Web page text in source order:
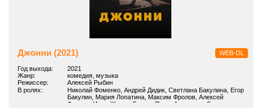
Джонни (2021) WEB-DL
Год выхода:
2021
Жанр:
комедия, музыка
Режиссер:
Алексей Рыбин
В ролях:
Николай Фоменко, Андрей Дидик, Светлана Бакулина, Егор
Бакулин, Мария Лопатина, Максим Фролов, Алексей
Фролов, Иван Жуков, Богдан Псел, Анастасия Башкирова